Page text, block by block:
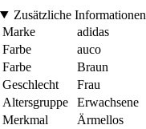
Zusätzliche Informationen
Marke
adidas
Farbe
auco
Farbe
Braun
Geschlecht
Frau
Altersgruppe
Erwachsene
Merkmal
Ärmellos